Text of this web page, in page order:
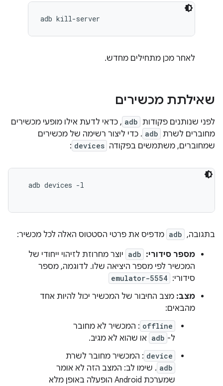
לאחר מכן מתחילים מחדש.
שאילתת מכשירים
לפני שנותנים פקודות adb , כדאי לדעת אילו מופעי מכשירים
מחוברים לשרת adb . כדי ליצור רשימה של מכשירים
שמחוברים, משתמשים בפקודה devices
:
  adb devices -l
בתגובה, adb מדפיס את פרטי הסטטוס האלה לכל מכשיר:
מספר סידורי: adb יוצר מחרוזת לזיהוי ייחודי של
המכשיר לפי מספר היציאה שלו. לדוגמה, מספר
סידורי: emulator-5554
מצב: מצב החיבור של המכשיר יכול להיות אחד
מהבאים:
offline : המכשיר לא מחובר
ל- adb או שהוא לא מגיב.
device : המכשיר מחובר לשרת
adb . שימו לב: המצב הזה לא אומר
שמערכת Android הופעלה באופן מלא